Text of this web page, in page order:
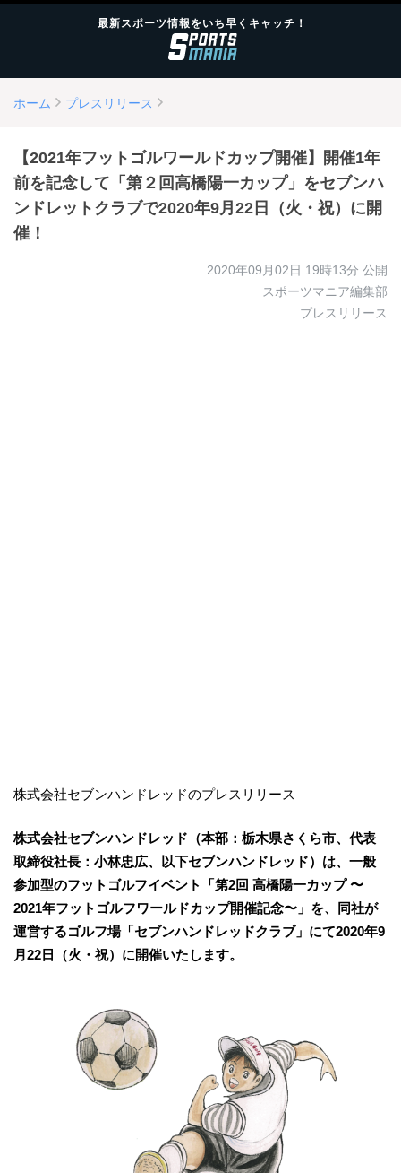
最新スポーツ情報をいち早くキャッチ！
ホーム プレスリリース
【2021年フットゴルワールドカップ開催】開催1年
前を記念して「第２回高橋陽一カップ」をセブンハ
ンドレットクラブで2020年9月22日（火・祝）に開
催！
2020年09月02日 19時13分 公開
スポーツマニア編集部
プレスリリース
株式会社セブンハンドレッドのプレスリリース
株式会社セブンハンドレッド（本部：栃木県さくら市、代表
取締役社長：小林忠広、以下セブンハンドレッド）は、一般
参加型のフットゴルフイベント「第2回 高橋陽一カップ 〜
2021年フットゴルフワールドカップ開催記念〜」を、同社が
運営するゴルフ場「セブンハンドレッドクラブ」にて2020年9
月22日（火・祝）に開催いたします。